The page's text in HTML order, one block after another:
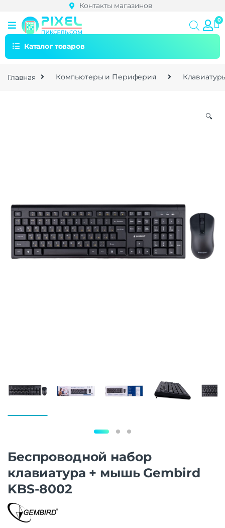
Контакты магазинов
Каталог товаров
Главная Компьютеры и Периферия
🔍
Беспроводной набор
клавиатура + мышь Gembird
KBS-8002